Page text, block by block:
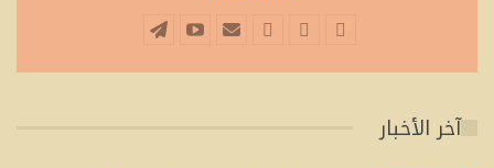
آخر الأخبار